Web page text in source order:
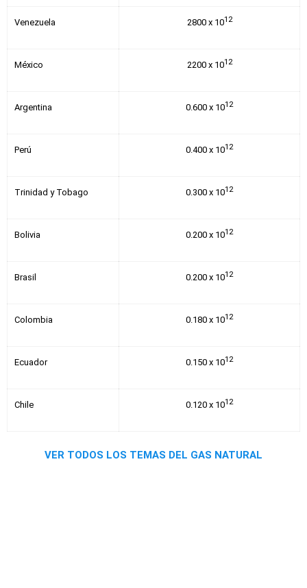
Venezuela 2800 x 1012
México 2200 x 1012
Argentina 0.600 x 1012
Perú 0.400 x 1012
Trinidad y Tobago 0.300 x 1012
Bolivia 0.200 x 1012
Brasil 0.200 x 1012
Colombia 0.180 x 1012
Ecuador 0.150 x 1012
Chile 0.120 x 1012
VER TODOS LOS TEMAS DEL GAS NATURAL